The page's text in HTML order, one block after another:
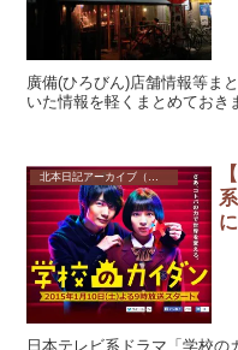
廣備(ひろびん)店舗情報等ま
いた情報を軽くまとめておき
日本テレビ系ドラマ「学校の